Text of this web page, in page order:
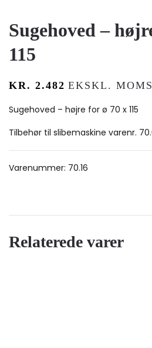
Sugehoved –
115
KR. 2.482 EKSKL. MOMS
Sugehoved – højre for ø 70 x 115
Tilbehør til slibemaskine varenr.
Varenummer: 70.16
Relaterede varer